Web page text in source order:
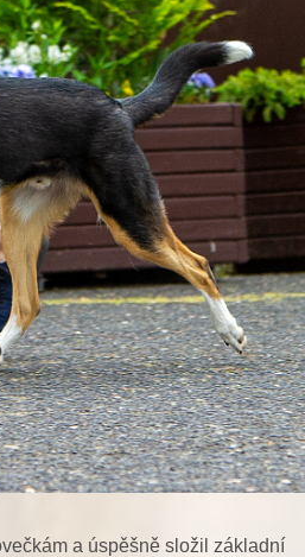
a úspěšně složil základní